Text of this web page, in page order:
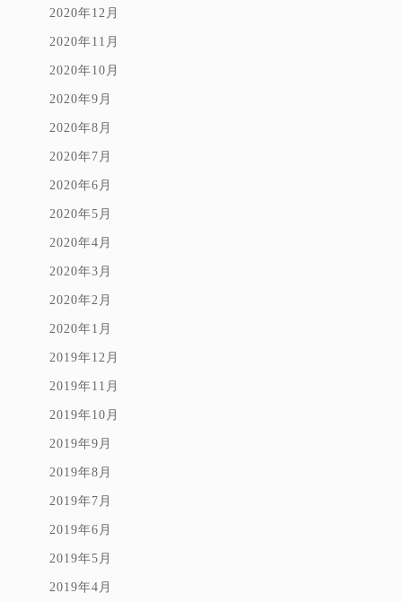
2020年12月
2020年11月
2020年10月
2020年9月
2020年8月
2020年7月
2020年6月
2020年5月
2020年4月
2020年3月
2020年2月
2020年1月
2019年12月
2019年11月
2019年10月
2019年9月
2019年8月
2019年7月
2019年6月
2019年5月
2019年4月